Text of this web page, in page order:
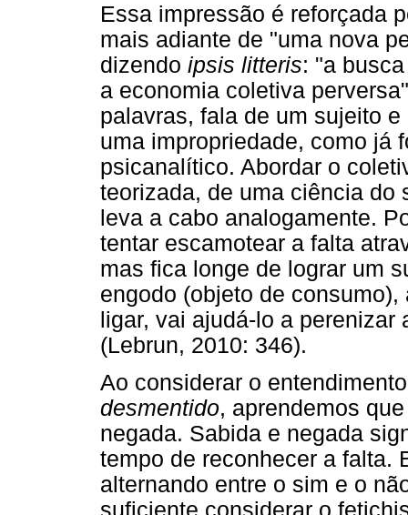
Essa impressão é reforçada
mais adiante de "uma nova
dizendo ipsis litteris: "a
a economia coletiva
palavras, fala de um sujeito
uma impropriedade, como já
psicanalítico. Abordar o
teorizada, de uma ciência do
leva a cabo analogamente.
tentar escamotear a falta
mas fica longe de lograr um
engodo (objeto de
ligar, vai ajudá-lo a perenizar
(Lebrun, 2010: 346).
Ao considerar o
desmentido, aprendemos
negada. Sabida e negada
tempo de reconhecer a falta.
alternando entre o sim e o
suficiente considerar o